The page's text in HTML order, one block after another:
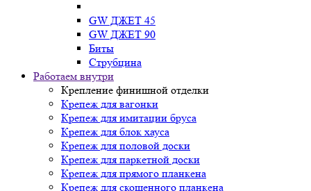
GW ДЖЕТ 45
GW ДЖЕТ 90
Биты
Струбцина
Работаем внутри
Крепление финишной отделки
Крепеж для вагонки
Крепеж для имитации бруса
Крепеж для блок хауса
Крепеж для половой доски
Крепеж для паркетной доски
Крепеж для прямого планкена
Крепеж для скошенного планкена